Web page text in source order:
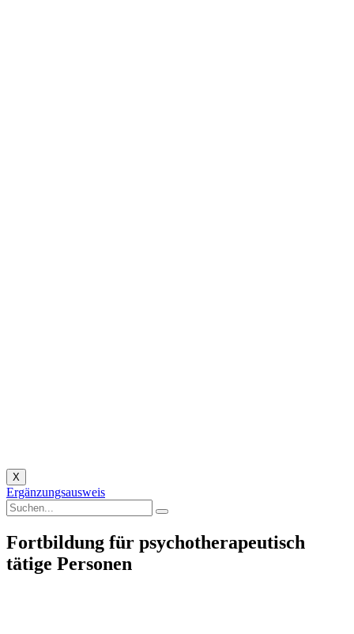
X
Ergänzungsausweis
Fortbildung für psychotherapeutisch
tätige Personen